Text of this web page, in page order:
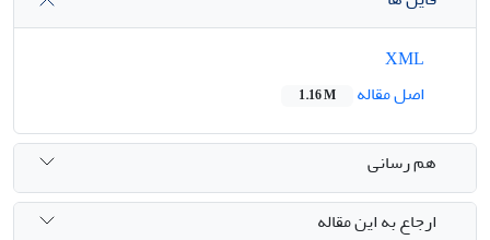
اصل مقاله
1.16 M
هم رسانی
ارجاع به این مقاله